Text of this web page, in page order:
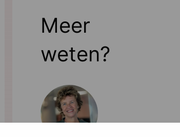
Meer
weten?